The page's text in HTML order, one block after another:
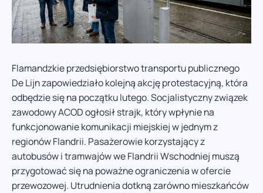
Flamandzkie przedsiębiorstwo transportu publicznego
De Lijn zapowiedziało kolejną akcję protestacyjną, która
odbędzie się na początku lutego. Socjalistyczny związek
zawodowy ACOD ogłosił strajk, który wpłynie na
funkcjonowanie komunikacji miejskiej w jednym z
regionów Flandrii. Pasażerowie korzystający z
autobusów i tramwajów we Flandrii Wschodniej muszą
przygotować się na poważne ograniczenia w ofercie
przewozowej. Utrudnienia dotkną zarówno mieszkańców